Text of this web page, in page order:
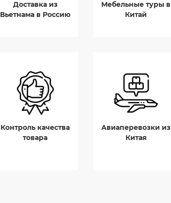
Доставка из
Вьетнама в Россию
Мебельные туры в
Китай
Контроль качества
товара
Авиаперевозки из
Китая